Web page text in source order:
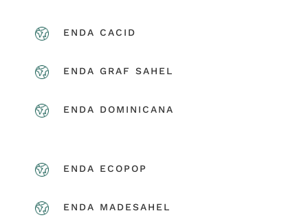
ENDA CACID
ENDA GRAF SAHEL
ENDA DOMINICANA
ENDA ECOPOP
ENDA MADESAHEL